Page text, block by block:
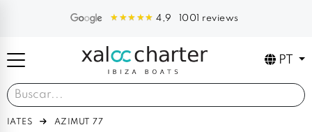
4,9 1001 reviews
PT
IATES AZIMUT 77